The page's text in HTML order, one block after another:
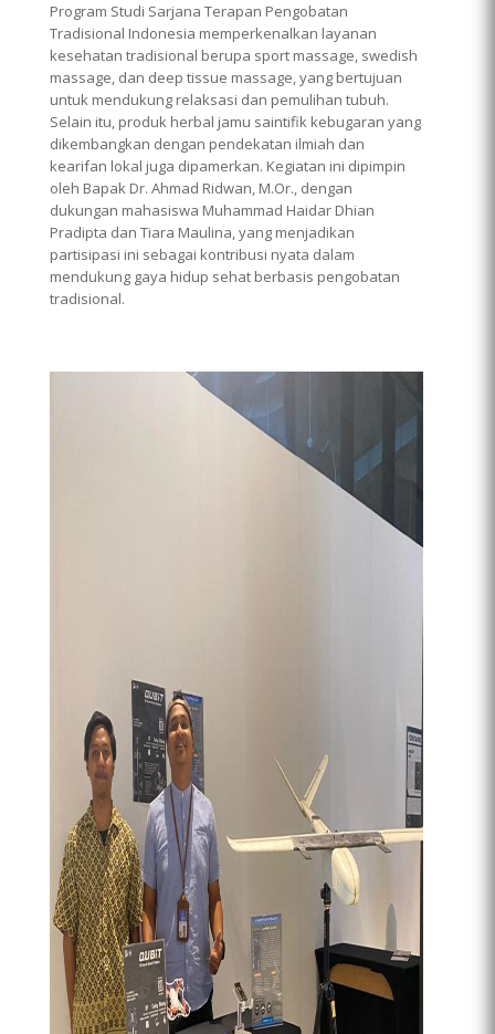
Program Studi Sarjana Terapan Pengobatan
Tradisional Indonesia memperkenalkan layanan
kesehatan tradisional berupa sport massage, swedish
massage, dan deep tissue massage, yang bertujuan
untuk mendukung relaksasi dan pemulihan tubuh.
Selain itu, produk herbal jamu saintifik kebugaran yang
dikembangkan dengan pendekatan ilmiah dan
kearifan lokal juga dipamerkan. Kegiatan ini dipimpin
oleh Bapak Dr. Ahmad Ridwan, M.Or., dengan
dukungan mahasiswa Muhammad Haidar Dhian
Pradipta dan Tiara Maulina, yang menjadikan
partisipasi ini sebagai kontribusi nyata dalam
mendukung gaya hidup sehat berbasis pengobatan
tradisional.